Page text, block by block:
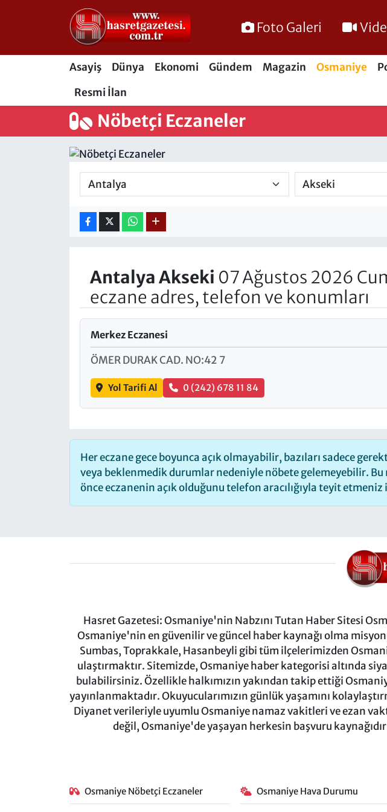
Foto Galeri
Asayiş Dünya Ekonomi Gündem Magazin Osmaniye
Resmi İlan
Nöbetçi Eczaneler
AntalyaAkseki 07 Ağustos 2026
eczane adres, telefon ve konumları
Merkez Eczanesi
ÖMER DURAK CAD. NO:42 7
Yol Tarifi Al 0 (242) 678 11 84
Her eczane gece boyunca açık olmayabilir, bazıları sadece
veya beklenmedik durumlar nedeniyle nöbete gelemeyebilir. Bu
önce eczanenin açık olduğunu telefon aracılığıyla teyit
Hasret Gazetesi: Osmaniye'nin Nabzını Tutan Haber Sitesi
Osmaniye'nin en güvenilir ve güncel haber kaynağı olma
Sumbas, Toprakkale, Hasanbeyli gibi tüm ilçelerimizden
ulaştırmaktır. Sitemizde, Osmaniye haber kategorisi altında
bulabilirsiniz. Özellikle halkımızın yakından takip ettiği
yayınlanmaktadır. Okuyucularımızın günlük yaşamını
Diyanet verileriyle uyumlu Osmaniye namaz vakitleri ve ezan
değil, Osmaniye'de yaşayan herkesin başvuru
Osmaniye Nöbetçi Eczaneler Osmaniye Hava Durumu
Osmaniye Nöbetçi Eczaneler
Osmaniye Hava Durumu
Osmaniye Trafik Yoğunluk Haritası
Süper Lig Puan Durumu ve Fikstür
Tüm Manşetler
Son Dakika Haberleri
Haber Arşivi